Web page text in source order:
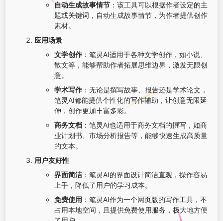
自动生成故事情节：该工具可以根据作者设定的主
题或关键词，自动生成故事情节，为作者提供创作
素材。
应用场景
文学创作：笔灵AI适用于各种文学创作，如小说、
散文等，能够帮助作者拓展思维边界，激发无限创
意。
学术写作：无论是撰写故事、报告还是学术论文，
笔灵AI都能提供个性化的写作辅助，让创意无限延
伸，创作更加丰富多彩。
商务文档：笔灵AI也适用于商务文档的撰写，如商
业计划书、市场分析报告等，能够快速生成高质量
的文本。
用户友好性
界面简洁：笔灵AI的界面设计简洁直观，操作容易
上手，降低了用户的学习成本。
免费使用 ：笔灵AI作为一个网页版的写作工具，不
占用本地空间，且提供免费使用服务，极大地方便